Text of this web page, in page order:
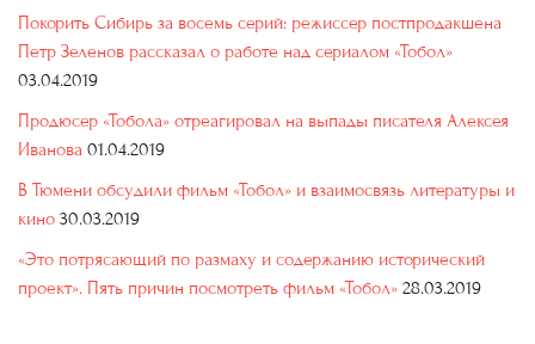
Покорить Сибирь за восемь серий: режиссер постпродакшена
Петр Зеленов рассказал о работе над сериалом «Тобол»
03.04.2019
Продюсер «Тобола» отреагировал на выпады писателя Алексея
Иванова 01.04.2019
В Тюмени обсудили фильм «Тобол» и взаимосвязь литературы и
кино 30.03.2019
«Это потрясающий по размаху и содержанию исторический
проект». Пять причин посмотреть фильм «Тобол» 28.03.2019